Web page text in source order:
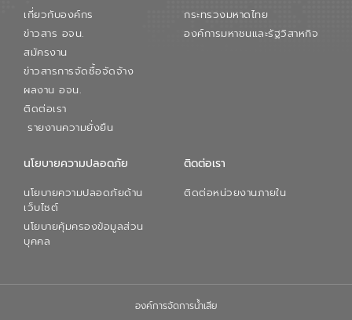
เกี่ยวกับองค์กร
ข่าวสาร อจน.
สมัครงาน
ข่าวสารการจัดซื้อจัดจ้าง
ผลงาน อจน.
ติดต่อเรา
รายงานความยั่งยืน
กระทรวงมหาดไทย
องค์การมหาชนและรัฐวิสาหกิจ
นโยบายความปลอดภัย
นโยบายความปลอดภัยด้าน
เว็บไซต์
นโยบายคุ้มครองข้อมูลส่วน
บุคคล
ติดต่อเรา
ติดต่อหน่วยงานภายใน
องค์การจัดการน้ำเสีย